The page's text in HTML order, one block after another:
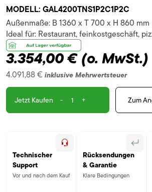
MODELL: GAL4200TNS1P2C1P2C
Außenmaße: B 1360 x T 700 x H 860 mm
3.354,00 € (o. MwSt.)
4.091,88 € inklusive Mehrwertsteuer
Ideal für: Restaurant, feinkostgeschäft,
Jetzt Kaufen - + Zum
Technischer
Support
Vor und nach dem Kauf
Rücksendungen
& Garantie
Klare Bedingungen